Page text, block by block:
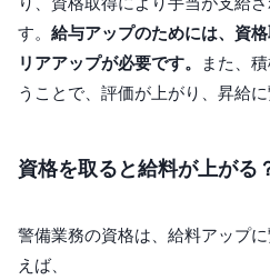
す。 給与アップのためには、資
リアアップが必要です。
また、
うことで、評価が上がり、昇給
資格を取ると給料が上がる
警備業務の資格は、給料アップ
えば、